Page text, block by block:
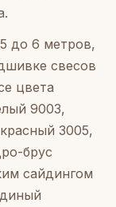
до 6 метров,
свесов
цвета
9003,
3005,
брус
сайдингом